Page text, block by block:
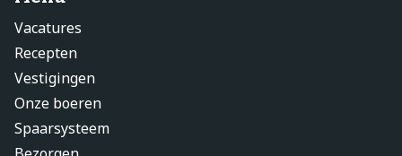
Vacatures
Recepten
Vestigingen
Onze boeren
Spaarsysteem